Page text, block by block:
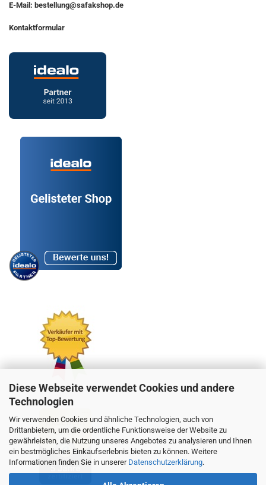
Diese Webseite verwendet Cookies und andere
Technologien
Wir verwenden Cookies und ähnliche Technologien, auch von
Drittanbietern, um die ordentliche Funktionsweise der Website zu
gewährleisten, die Nutzung unseres Angebotes zu analysieren und Ihnen
ein bestmögliches Einkaufserlebnis bieten zu können. Weitere
Informationen finden Sie in unserer Datenschutzerklärung.
E-Mail: bestellung@safakshop.de
Kontaktformular